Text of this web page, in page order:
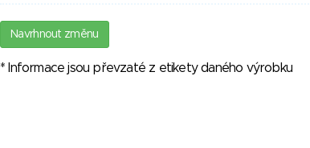
Navrhnout změnu
* Informace jsou převzaté z etikety daného výrobku